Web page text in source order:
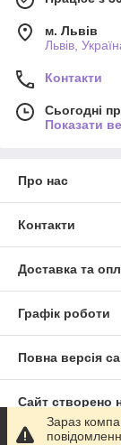
м. Львів
Львів,
Контакти
Сьогодні
Показати
Про нас
Контакти
Доставка та
Графік роботи
Повна версія
Сайт створено
Зараз